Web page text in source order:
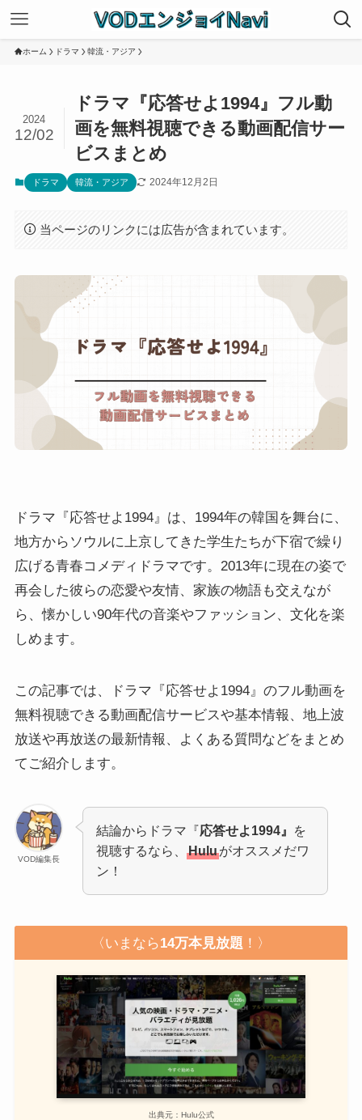
ホーム ドラマ 韓流・アジア
ドラマ『応答せよ1994』フル動
画を無料視聴できる動画配信サー
ビスまとめ
2024
12/02
ドラマ 韓流・アジア 2024年12月2日
当ページのリンクには広告が含まれています。
ドラマ『応答せよ1994』は、1994年の韓国を舞台に、
地方からソウルに上京してきた学生たちが下宿で繰り
広げる青春コメディドラマです。2013年に現在の姿で
再会した彼らの恋愛や友情、家族の物語も交えなが
ら、懐かしい90年代の音楽やファッション、文化を楽
しめます。
この記事では、ドラマ『応答せよ1994』のフル動画を
無料視聴できる動画配信サービスや基本情報、地上波
放送や再放送の最新情報、よくある質問などをまとめ
てご紹介します。
VOD編集長
結論からドラマ『応答せよ1994』
を
視聴するなら、Huluがオススメだワ
ン！
〈いまなら14万本見放題 ！〉
出典元：Hulu公式